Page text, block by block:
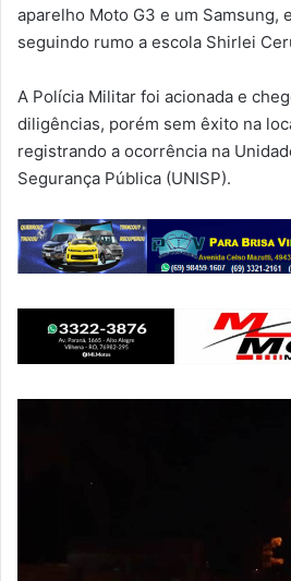
aparelho Moto G3 e um Samsung,
seguindo rumo a escola Shirlei
A Polícia Militar foi acionada e
diligências, porém sem êxito na
registrando a ocorrência na
Segurança Pública (UNISP).